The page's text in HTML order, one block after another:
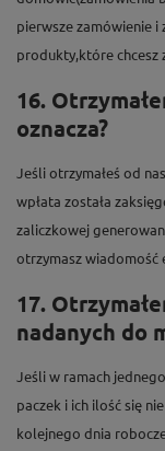
pierwsze zamówienie i
produkty,które chcesz
16.
oznacza?
Jeśli otrzymałeś od
wpłata została
zaliczkowej
otrzymasz wiadomość
17.
nadanych do
Jeśli w ramach
paczek i ich ilość się
kolejnego dnia